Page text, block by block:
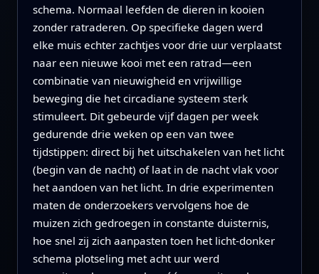
schema. Normaal leefden de dieren in kooien
zonder ratraderen. Op specifieke dagen werd
elke muis echter zachtjes voor drie uur verplaatst
naar een nieuwe kooi met een ratrad—een
combinatie van nieuwigheid en vrijwillige
beweging die het circadiane systeem sterk
stimuleert. Dit gebeurde vijf dagen per week
gedurende drie weken op een van twee
tijdstippen: direct bij het uitschakelen van het licht
(begin van de nacht) of laat in de nacht vlak voor
het aandoen van het licht. In drie experimenten
maten de onderzoekers vervolgens hoe de
muizen zich gedroegen in constante duisternis,
hoe snel zij zich aanpasten toen het licht-donker
schema plotseling met acht uur werd